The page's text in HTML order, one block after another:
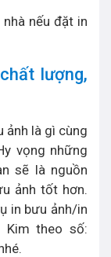
nếu đặt in
lượng,
ảnh là gì cùng
vọng những
sẽ là nguồn
ảnh tốt hơn.
in bưu ảnh/in
Kim theo số: